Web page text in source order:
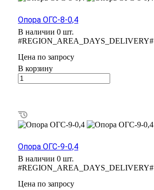
Опора ОГС-8-0,4
В наличии 0 шт.
#REGION_AREA_DAYS_DELIVERY#
Цена по запросу
В корзину
Опора ОГС-9-0,4
В наличии 0 шт.
#REGION_AREA_DAYS_DELIVERY#
Цена по запросу